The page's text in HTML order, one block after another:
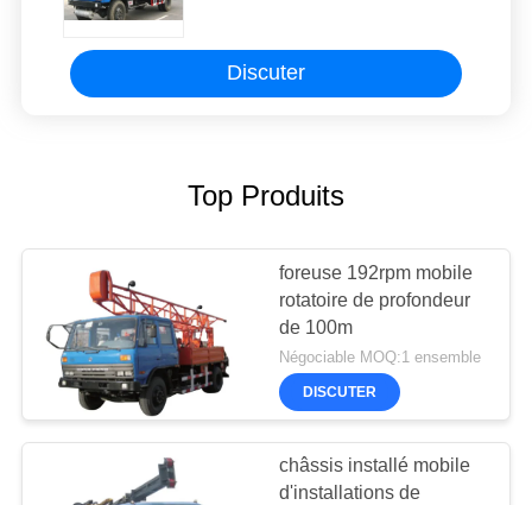
avec le dispositif de levage
auxiliaire
Discuter
Top Produits
foreuse 192rpm mobile
rotatoire de profondeur
de 100m
Négociable MOQ:1 ensemble
DISCUTER
châssis installé mobile
d'installations de